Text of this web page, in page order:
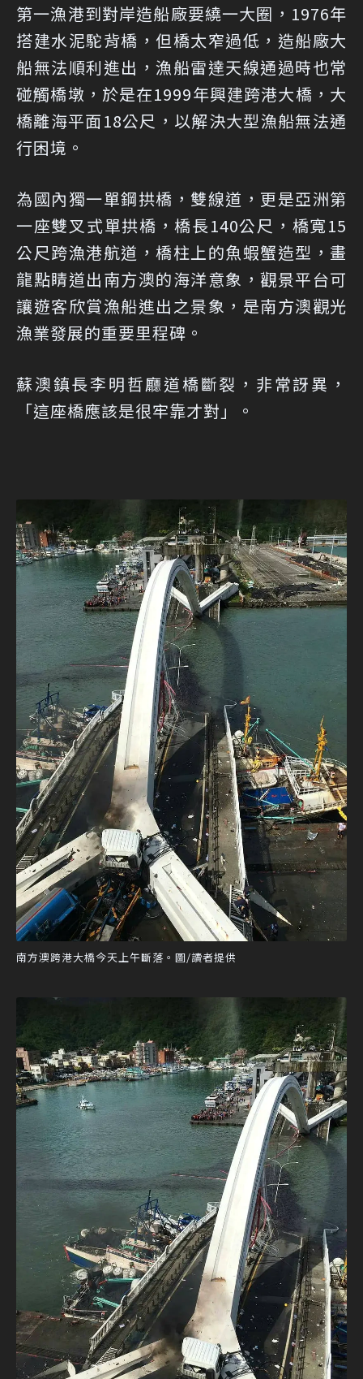
第一漁港到對岸造船廠要繞一大圈，1976年
搭建水泥駝背橋，但橋太窄過低，造船廠大
船無法順利進出，漁船雷達天線通過時也常
碰觸橋墩，於是在1999年興建跨港大橋，大
橋離海平面18公尺，以解決大型漁船無法通
行困境。
為國內獨一單鋼拱橋，雙線道，更是亞洲第
一座雙叉式單拱橋，橋長140公尺，橋寬15
公尺跨漁港航道，橋柱上的魚蝦蟹造型，畫
龍點睛道出南方澳的海洋意象，觀景平台可
讓遊客欣賞漁船進出之景象，是南方澳觀光
漁業發展的重要里程碑。
蘇澳鎮長李明哲廳道橋斷裂，非常訝異，
「這座橋應該是很牢靠才對」。
南方澳跨港大橋今天上午斷落。圖/讀者提供